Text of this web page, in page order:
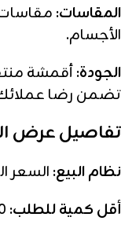
المقاسات:
الأجسام.
الجودة:أقمشة
تضمن رضا
تفاصيل عرض
نظام البيع: السعر
أقل كمية للطلب: